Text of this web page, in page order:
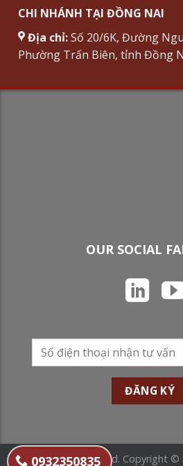
CHI NHÁNH TẠI ĐỒNG NAI
Địa chỉ:Số 20/6K, Đường
Phường Trấn Biên, tỉnh Đồng
OUR SOCIAL
All Rights Reserved. Copyright ©
0932350835